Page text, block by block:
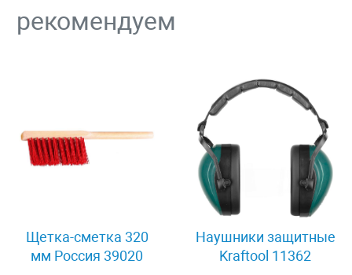
рекомендуем
Щетка-сметка 320
мм Россия 39020
Наушники защитные
Kraftool 11362